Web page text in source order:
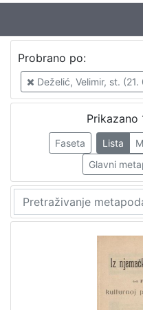
Autor
Deželić, Velimir, st. (21.
izdanja
Zagreb
2
Probrano po:
Deželić, Velimir, st.
Prikazano
Faseta Lista
Glavni